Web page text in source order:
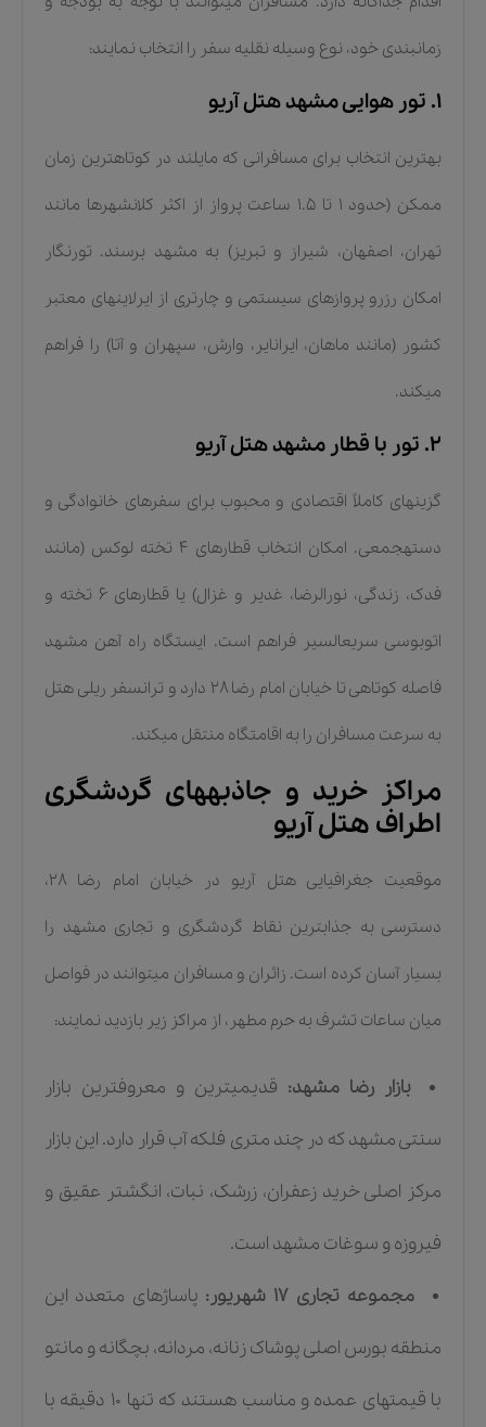
زمانبندی خود، نوع وسیله نقلیه سفر را انتخاب نمایند:
۱. تور هوایی مشهد هتل آریو
بهترین انتخاب برای مسافرانی که مایلند در کوتاهترین زمان
ممکن (حدود ۱ تا ۱.۵ ساعت پرواز از اکثر کلانشهرها مانند
تهران، اصفهان، شیراز و تبریز) به مشهد برسند. تورنگار
امکان رزرو پروازهای سیستمی و چارتری از ایرلاینهای معتبر
کشور (مانند ماهان، ایرانایر، وارش، سپهران و آتا) را فراهم
میکند.
۲. تور با قطار مشهد هتل آریو
گزینهای کاملاً اقتصادی و محبوب برای سفرهای خانوادگی و
دستهجمعی. امکان انتخاب قطارهای ۴ تخته لوکس (مانند
فدک، زندگی، نورالرضا، غدیر و غزال) یا قطارهای ۶ تخته و
اتوبوسی سریعالسیر فراهم است. ایستگاه راه آهن مشهد
فاصله کوتاهی تا خیابان امام رضا ۲۸ دارد و ترانسفر ریلی هتل
به سرعت مسافران را به اقامتگاه منتقل میکند.
مراکز خرید و جاذبههای گردشگری
اطراف هتل آریو
موقعیت جغرافیایی هتل آریو در خیابان امام رضا ۲۸،
دسترسی به جذابترین نقاط گردشگری و تجاری مشهد را
بسیار آسان کرده است. زائران و مسافران میتوانند در فواصل
میان ساعات تشرف به حرم مطهر، از مراکز زیر بازدید نمایند:
بازار رضا مشهد: قدیمیترین و معروفترین بازار
سنتی مشهد که در چند متری فلکه آب قرار دارد. این بازار
مرکز اصلی خرید زعفران، زرشک، نبات، انگشتر عقیق و
فیروزه و سوغات مشهد است.
مجموعه تجاری ۱۷ شهریور: پاساژهای متعدد این
منطقه بورس اصلی پوشاک زنانه، مردانه، بچگانه و مانتو
با قیمتهای عمده و مناسب هستند که تنها ۱۰ دقیقه با